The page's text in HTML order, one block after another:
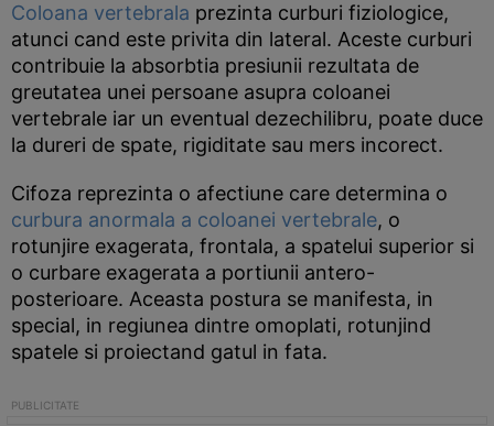
Coloana vertebrala prezinta curburi fiziologice,
atunci cand este privita din lateral. Aceste curburi
contribuie la absorbtia presiunii rezultata de
greutatea unei persoane asupra coloanei
vertebrale iar un eventual dezechilibru, poate duce
la dureri de spate, rigiditate sau mers incorect.
Cifoza reprezinta o afectiune care determina o
curbura anormala a coloanei vertebrale, o
rotunjire exagerata, frontala, a spatelui superior si
o curbare exagerata a portiunii antero-
posterioare. Aceasta postura se manifesta, in
special, in regiunea dintre omoplati, rotunjind
spatele si proiectand gatul in fata.